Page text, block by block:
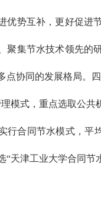
优势互补，更好促进
聚集节水技术领先的
点协同的发展格局。
模式，重点选取公
行合同节水模式，平
“天津工业大学合同